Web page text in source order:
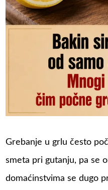
Grebanje u grlu često
smeta pri gutanju, pa se
domaćinstvima se dugo